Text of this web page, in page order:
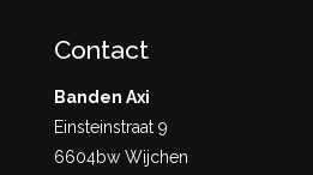
Contact
Banden Axi
Einsteinstraat 9
6604bw Wijchen